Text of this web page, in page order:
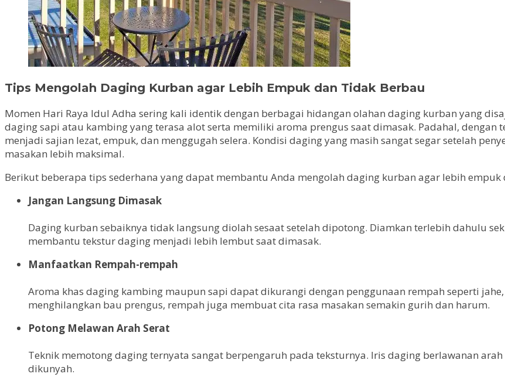
Tips Mengolah Daging Kurban agar Lebih Empuk dan Tidak Berbau
Momen Hari Raya Idul Adha sering kali identik dengan berbagai hidangan olahan daging kurban yang
daging sapi atau kambing yang terasa alot serta memiliki aroma prengus saat dimasak. Padahal,
menjadi sajian lezat, empuk, dan menggugah selera. Kondisi daging yang masih sangat segar setelah
masakan lebih maksimal.
Berikut beberapa tips sederhana yang dapat membantu Anda mengolah daging kurban agar lebih
Jangan Langsung Dimasak
Daging kurban sebaiknya tidak langsung diolah sesaat setelah dipotong. Diamkan terlebih dahulu
membantu tekstur daging menjadi lebih lembut saat dimasak.
Manfaatkan Rempah-rempah
Aroma khas daging kambing maupun sapi dapat dikurangi dengan penggunaan rempah seperti
menghilangkan bau prengus, rempah juga membuat cita rasa masakan semakin gurih dan harum.
Potong Melawan Arah Serat
Teknik memotong daging ternyata sangat berpengaruh pada teksturnya. Iris daging berlawanan
dikunyah.